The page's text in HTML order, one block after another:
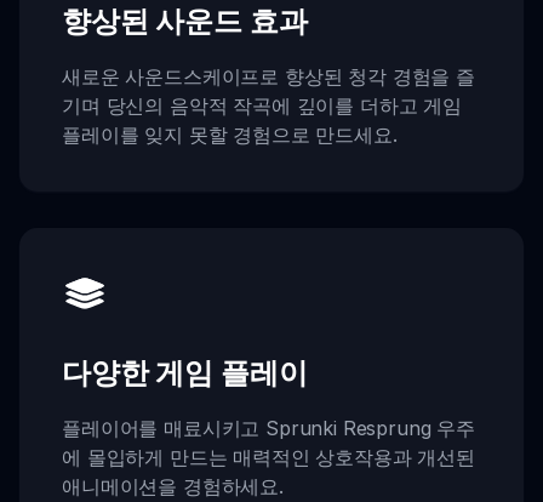
향상된 사운드 효과
새로운 사운드스케이프로 향상된 청각 경험을 즐
기며 당신의 음악적 작곡에 깊이를 더하고 게임
플레이를 잊지 못할 경험으로 만드세요.
다양한 게임 플레이
플레이어를 매료시키고 Sprunki Resprung 우주
에 몰입하게 만드는 매력적인 상호작용과 개선된
애니메이션을 경험하세요.